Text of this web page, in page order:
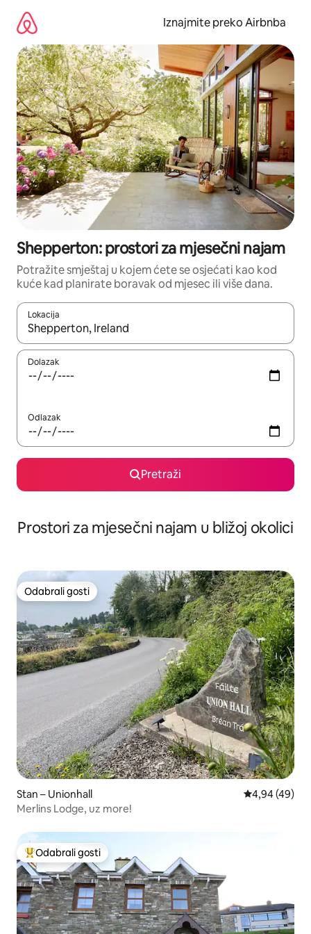
sadržaj
Iznajmite preko Airbnba
Shepperton: prostori za mjesečni najam
Potražite smještaj u kojem ćete se osjećati kao kod
kuće kad planirate boravak od mjesec ili više dana.
Lokacija
Kada budu dostupni rezultati, moći ćete ih pregledati
Dolazak
Odlazak
Pretraži
Prostori za mjesečni najam u bližoj okolici
Odabrali gosti
Odabrali gosti
Stan – Unionhall Prosječna
4,94 (49)
Merlins Lodge, uz more!
Među najviše rangiranima s oznakom „Odabrali gosti”
Odabrali gosti